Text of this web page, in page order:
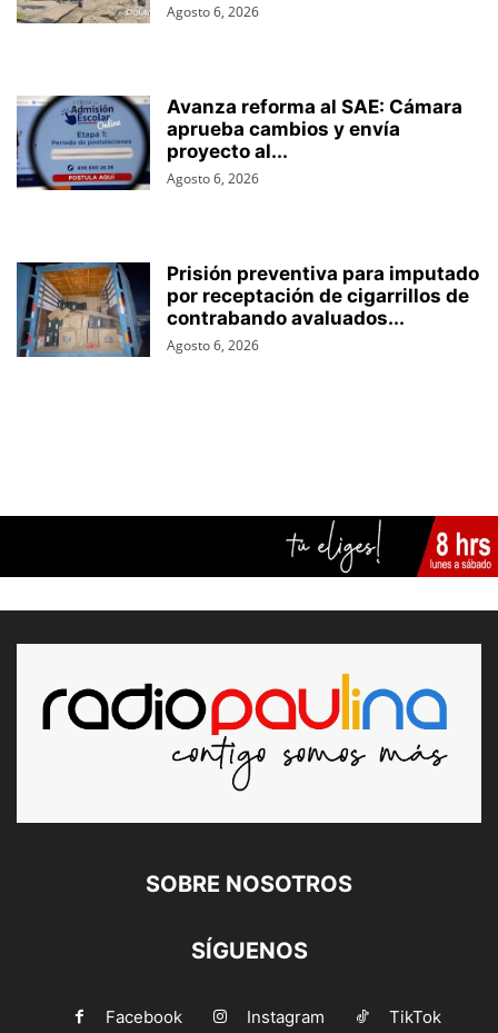
Agosto 6, 2026
Avanza reforma al SAE: Cámara
aprueba cambios y envía
proyecto al...
Agosto 6, 2026
Prisión preventiva para imputado
por receptación de cigarrillos de
contrabando avaluados...
Agosto 6, 2026
SOBRE NOSOTROS
SÍGUENOS
Facebook Instagram TikTok